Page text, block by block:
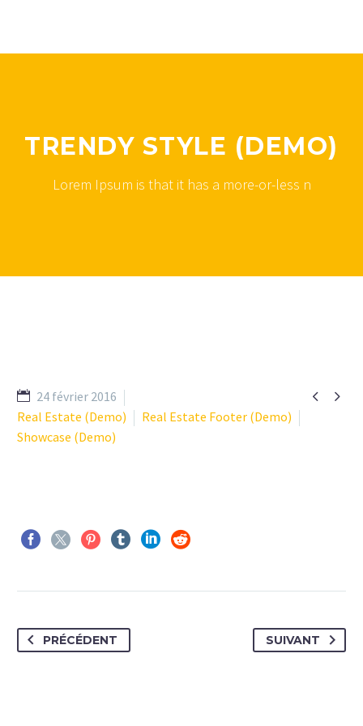
TRENDY STYLE (DEMO)
Lorem Ipsum is that it has a more-or-less n
 
24 février 2016
Real Estate (Demo)
Real Estate Footer (Demo)
Showcase (Demo)
PRÉCÉDENT SUIVANT